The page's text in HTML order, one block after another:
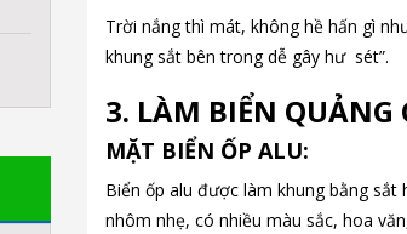
Trời nắng thì mát, không hề hấn gì
khung sắt bên trong dễ gây hư sét”.
3. LÀM BIỂN QUẢNG
MẶT BIỂN ỐP ALU:
Biển ốp alu được làm khung bằng
nhôm nhẹ, có nhiều màu sắc, hoa